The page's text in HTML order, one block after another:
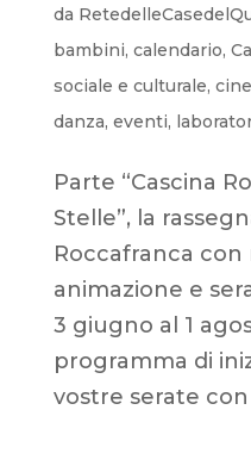
da
bambini, calendario,
sociale e culturale,
danza, eventi,
Parte “Cascina
Stelle”, la
Roccafranca con
animazione e
3 giugno al 1
programma di
vostre serate con